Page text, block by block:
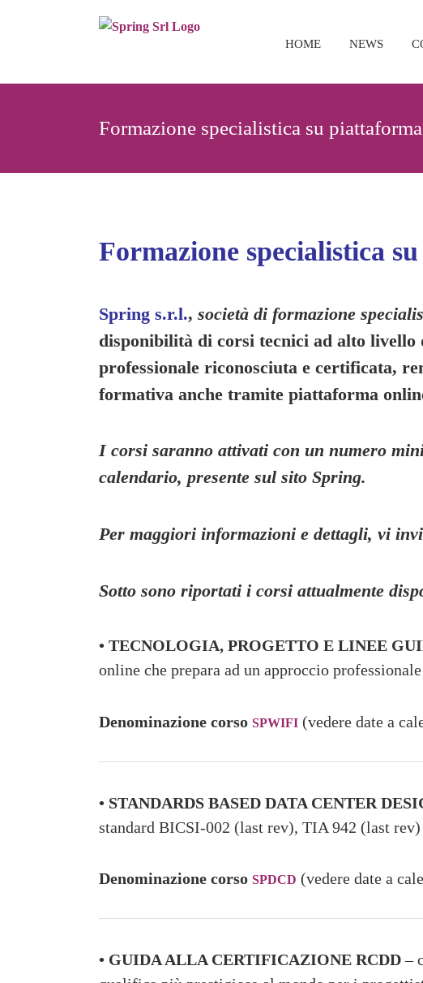
HOME NEWS
Formazione specialistica su
Formazione specialistica
Spring s.r.l., società di formazione
disponibilità di corsi tecnici ad alto livello
professionale riconosciuta e certificata,
formativa anche tramite piattaforma
I corsi saranno attivati con un numero
calendario, presente sul sito Spring.
Per maggiori informazioni e dettagli, vi
Sotto sono riportati i corsi attualmente
• TECNOLOGIA, PROGETTO E LINEE
online che prepara ad un approccio
Denominazione corso SPWIFI (vedere date a
• STANDARDS BASED DATA CENTER
standard BICSI-002 (last rev), TIA 942 (last
Denominazione corso SPDCD (vedere date a
• GUIDA ALLA CERTIFICAZIONE RCDD–